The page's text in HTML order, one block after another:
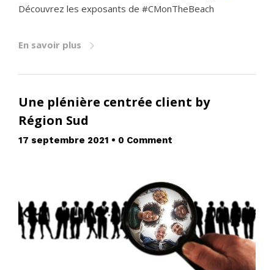
Découvrez les exposants de #CMonTheBeach
En savoir plus
Une plénière centrée client by
Région Sud
17 septembre 2021 • 0 Comment